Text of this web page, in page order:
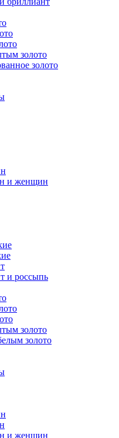
золото
золото
и женщин
и россыпь
золото
золото
и женщин